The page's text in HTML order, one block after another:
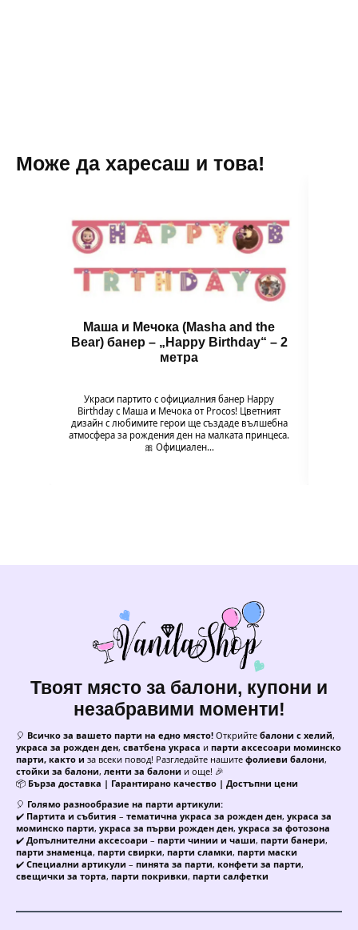
Може да харесаш и това!
Маша и Мечока (Masha and the
Bear) банер – „Happy Birthday“ – 2
метра
Украси партито с официалния банер Happy
Birthday с Маша и Мечока от Procos! Цветният
дизайн с любимите герои ще създаде вълшебна
атмосфера за рождения ден на малката принцеса.
🎀 Официален…
Твоят място за балони, купони и
незабравими моменти!
🎈 Всичко за вашето парти на едно място! Открийте балони с хелий,
украса за рожден ден, сватбена украса и парти аксесоари моминско
парти, както и за всеки повод! Разгледайте нашите фолиеви балони,
стойки за балони, ленти за балони и още! 🎉
📦 Бърза доставка | Гарантирано качество | Достъпни цени
🎈 Голямо разнообразие на парти артикули:
✔️ Партита и събития – тематична украса за рожден ден, украса за
моминско парти, украса за първи рожден ден, украса за фотозона
✔️ Допълнителни аксесоари – парти чинии и чаши, парти банери,
парти знаменца, парти свирки, парти сламки, парти маски
✔️ Специални артикули – пинята за парти, конфети за парти,
свещички за торта, парти покривки, парти салфетки